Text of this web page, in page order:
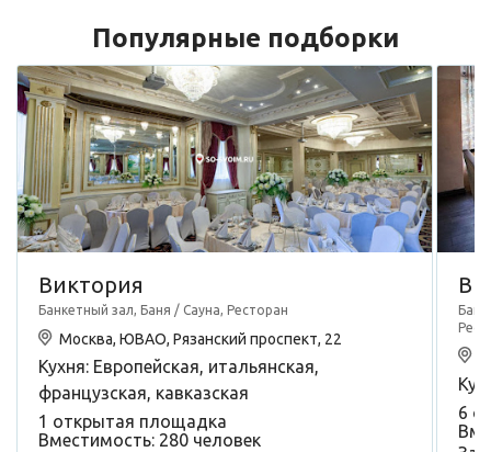
Популярные подборки
Виктория
Банкетный зал, Баня / Сауна, Ресторан
Москва, ЮВАО, Рязанский проспект, 22
Кухня: Европейская, итальянская,
французская, кавказская
1 открытая площадка
Вместимость: 280 человек
6